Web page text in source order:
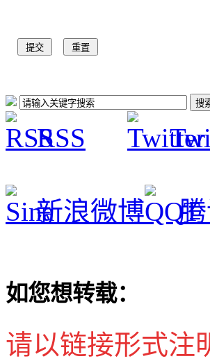
RSS
新浪微博
如您想转载：
请以链接形式注